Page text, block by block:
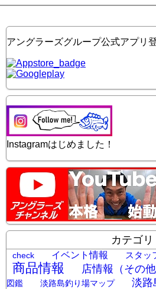
アングラーズグループ公式アプリ
Instagramはじめました！
カテゴリ
check イベント情報 スタッ
商品情報 店情報（その他
図鑑
淡路島釣り場マップ
淡路